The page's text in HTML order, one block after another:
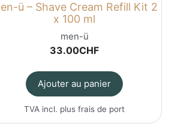
ü – Shave Cream Refill Kit 2
x 100 ml
men-ü
33.00CHF
Ajouter au panier
TVA incl. plusfrais de port